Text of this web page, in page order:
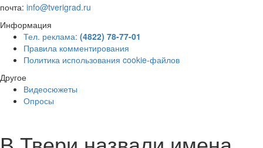
почта: info@tverigrad.ru
Информация
Тел. реклама: (4822) 78-77-01
Правила комментирования
Политика использования cookie-файлов
Другое
Видеосюжеты
Опросы